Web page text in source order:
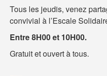
Tous les jeudis, venez
convivial à l’Escale
Entre 8H00 et 10H00.
Gratuit et ouvert à tous.